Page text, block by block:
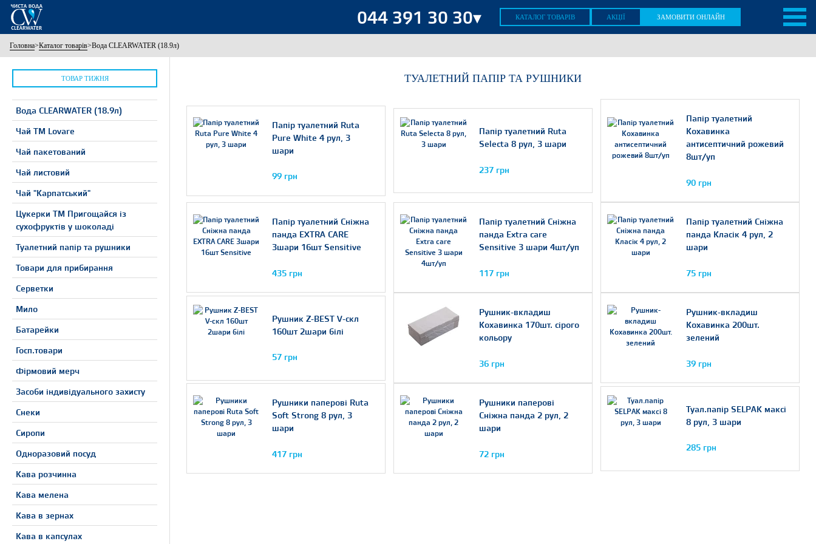
044 391 30 30▾
(093) 391-30-30
(099) 391-30-30
(044) 392-30-30
Пн-Пт:
8:00-20:00
9:00-18:00
КАТАЛОГ ТОВАРІВ АКЦІЇ ЗАМОВИТИ ОНЛАЙН
Головна>Каталог товарів>Вода CLEARWATER (18.9л)
ТОВАР ТИЖНЯ
Вода CLEARWATER (18.9л)
Чай ТМ Lovare
Чай пакетований
Чай листовий
Чай "Карпатський"
Цукерки ТМ Пригощайся із
сухофруктів у шоколаді
Туалетний папір та рушники
Товари для прибирання
Серветки
Мило
Батарейки
Госп.товари
Фірмовий мерч
Засоби індивідуального захисту
Снеки
Сиропи
Одноразовий посуд
Кава розчинна
Кава мелена
Кава в зернах
Кава в капсулах
ТУАЛЕТНИЙ ПАПІР ТА РУШНИКИ
Папір туалетний Ruta
Pure White 4 рул, 3
шари
99 грн
Папір туалетний Ruta
Selecta 8 рул, 3 шари
237 грн
Папір туалетний
Кохавинка
антисептичний рожевий
8шт/уп
90 грн
Папір туалетний Сніжна
панда EXTRA CARE
3шари 16шт Sensitive
435 грн
Папір туалетний Сніжна
панда Extra care
Sensitive 3 шари 4шт/уп
117 грн
Папір туалетний Сніжна
панда Класік 4 рул, 2
шари
75 грн
Рушник Z-BEST V-скл
160шт 2шари білі
57 грн
Рушник-вкладиш
Кохавинка 170шт. сірого
кольору
36 грн
Рушник-вкладиш
Кохавинка 200шт.
зелений
39 грн
Рушники паперові Ruta
Soft Strong 8 рул, 3
шари
417 грн
Рушники паперові
Сніжна панда 2 рул, 2
шари
72 грн
Туал.папір SELPAK максі
8 рул, 3 шари
285 грн